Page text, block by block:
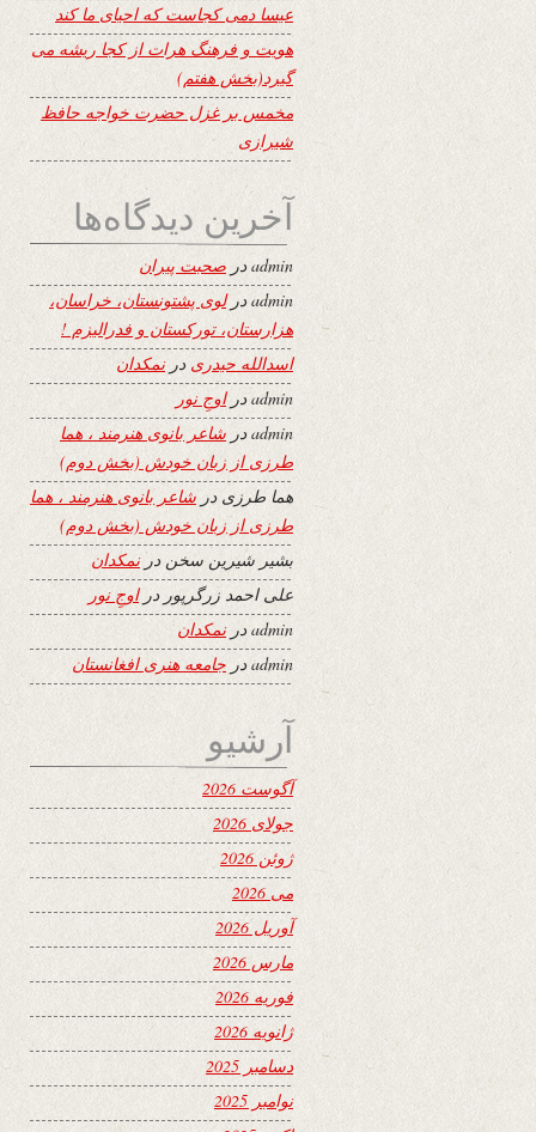
عیسا دمی کجاست که احیای ما کند
هویت و فرهنگ هرات از کجا ریشه می
گیرد(بخش هفتم)
مخمس بر غزل حضرت خواجه حافظ
شیرازی
آخرین دیدگاه‌ها
adminدر صحبت پیران
admin درلوی پشتونستان، خراسان،
هزارستان، تورکستان و فدرالیزم !
اسدالله حیدری درنمکدان
adminدراوجِ نور
adminدر شاعر بانوی هنرمند ، هما
طرزی از زبان خودش (بخش دوم)
هما طرزی در شاعر بانوی هنرمند ، هما
طرزی از زبان خودش (بخش دوم)
بشیر شیرین سخن درنمکدان
علی احمد زرگرپور دراوجِ نور
adminدرنمکدان
admin در جامعه هنری افغانستان
آرشیو
آگوست 2026
جولای 2026
ژوئن 2026
می 2026
آوریل 2026
مارس 2026
فوریه 2026
ژانویه 2026
دسامبر 2025
نوامبر 2025